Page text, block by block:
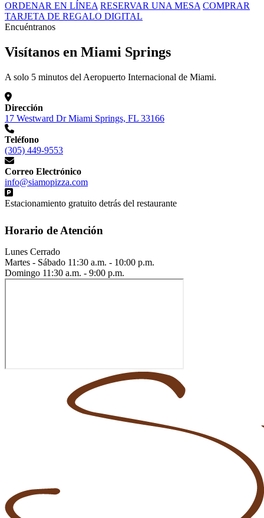
ORDENAR EN LÍNEA RESERVAR UNA MESA COMPRAR
TARJETA DE REGALO DIGITAL
Encuéntranos
Visítanos en Miami Springs
A solo 5 minutos del Aeropuerto Internacional de Miami.
Dirección
17 Westward Dr Miami Springs, FL 33166
Teléfono
(305) 449-9553
Correo Electrónico
info@siamopizza.com
Estacionamiento gratuito detrás del restaurante
Horario de Atención
Lunes Cerrado
Martes - Sábado 11:30 a.m. - 10:00 p.m.
Domingo 11:30 a.m. - 9:00 p.m.